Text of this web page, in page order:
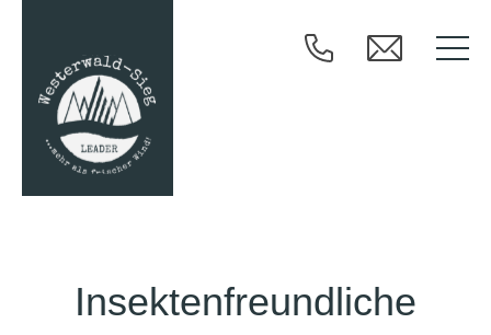
Insektenfreundliche